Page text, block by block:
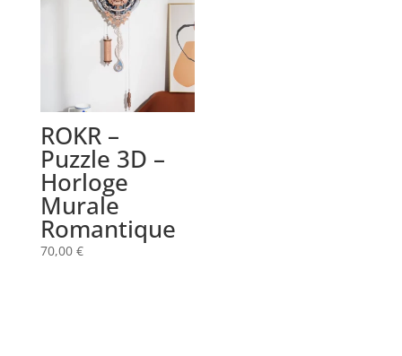
ROKR –
Puzzle 3D –
Horloge
Murale
Romantique
70,00 €